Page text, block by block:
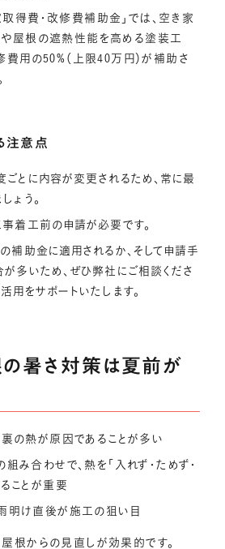
得費・改修費補助金」では、空き家
や屋根の遮熱性能を高める塗装工
費用の50%（上限40万円）が補助さ
注意点
とに内容が変更されるため、常に最
ょう。
着工前の申請が必要です。
補助金に適用されるか、そして申請手
多いため、ぜひ弊社にご相談くださ
用をサポートいたします。
の暑さ対策は夏前が
の熱が原因であることが多い
み合わせで、熱を「入れず・ためず・
ことが重要
明け直後が施工の狙い目
根からの見直しが効果的です。